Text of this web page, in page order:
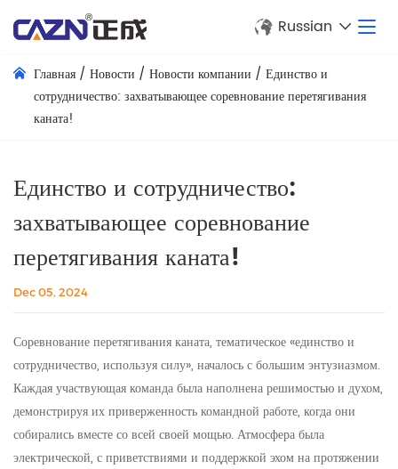
Russian
Главная / Новости / Новости компании / Единство и
сотрудничество: захватывающее соревнование перетягивания
каната!
Единство и сотрудничество:
захватывающее соревнование
перетягивания каната!
Dec 05, 2024
Соревнование перетягивания каната, тематическое «единство и
сотрудничество, используя силу», началось с большим энтузиазмом.
Каждая участвующая команда была наполнена решимостью и духом,
демонстрируя их приверженность командной работе, когда они
собирались вместе со всей своей мощью. Атмосфера была
электрической, с приветствиями и поддержкой эхом на протяжении